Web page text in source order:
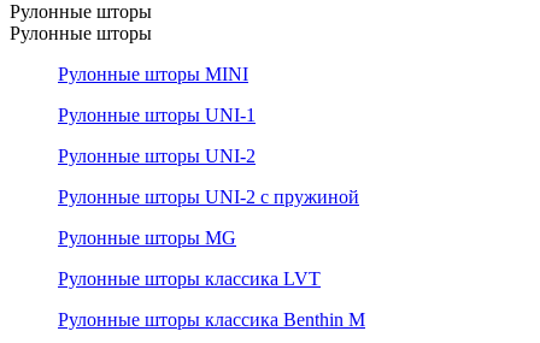
Рулонные шторы
Рулонные шторы
Рулонные шторы MINI
Рулонные шторы UNI-1
Рулонные шторы UNI-2
Рулонные шторы UNI-2 с пружиной
Рулонные шторы MG
Рулонные шторы классика LVT
Рулонные шторы классика Benthin M